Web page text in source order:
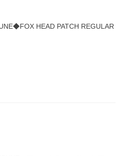
HEAD PATCH REGULAR